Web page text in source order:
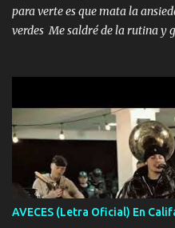
para verte es que mata la
verdes Me saldré de la rutina y
solo yo tendre el candado 🔒
para dar ya estando en tu
copas van de más vayamos a
Entre alcohol y besos se va
habitación ya no mires más el
tú mi mal moviendo tu silueta
tan especial por eso es que me
AVECES (Letra Oficial) En